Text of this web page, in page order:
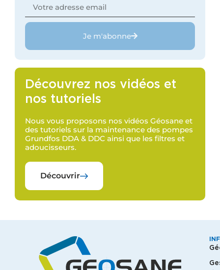
Je m'abonne
Découvrez nos vidéos et
nos tutoriels
Nous vous proposons nos vidéos Géosane et
des tutoriels sur la maintenance des pompes
Grundfos DDA & DDC ainsi que les filtres et
adoucisseurs.
Découvrir